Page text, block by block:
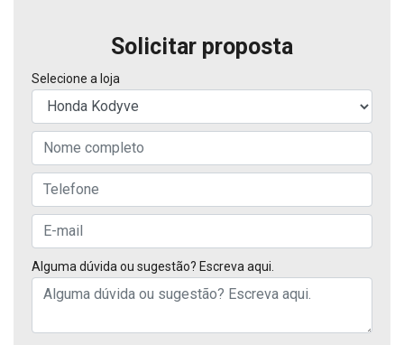
Solicitar proposta
Selecione a loja
Alguma dúvida ou sugestão? Escreva aqui.